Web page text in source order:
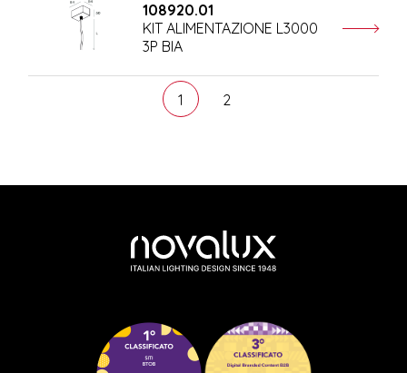
108920.01
KIT ALIMENTAZIONE L3000
3P BIA
1 2